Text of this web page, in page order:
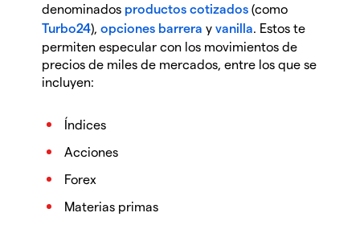
denominados productos cotizados (como
Turbo24), opciones barrera y vanilla. Estos te
permiten especular con los movimientos de
precios de miles de mercados, entre los que se
incluyen:
Índices
Acciones
Forex
Materias primas